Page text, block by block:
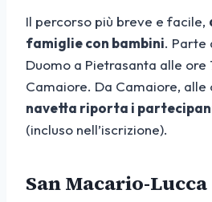
Il percorso più breve e facile,
famiglie con bambini. Parte
Duomo a Pietrasanta alle
Camaiore. Da Camaiore, alle
navetta riporta i
(incluso nell’iscrizione).
San Macario-